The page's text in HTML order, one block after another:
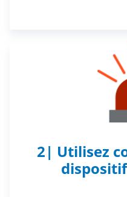
2| Utilisez